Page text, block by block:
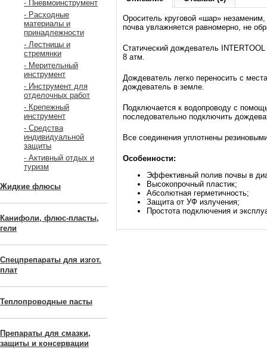
- Пневмоинструмент
- Расходные
материалы и
принадлежности
- Лестницы и
стремянки
- Мерительный
инструмент
- Инструмент для
отделочных работ
- Крепежный
инструмент
- Средства
индивидуальной
защиты
- Активный отдых и
туризм
Жидкие флюсы
Канифоли, флюс-пласты,
гели
Спецпрепараты для изгот.
плат
Теплопроводные пасты
Препараты для смазки,
защиты и консервации
Ороситель круговой «шар»
почва увлажняется равномерно, не
Статический дождеватель
8 атм.
Дождеватель легко переносить с
дождеватель в земле.
Подключается к водопроводу с
последовательно подключить
Все соединения уплотнены
Особенности:
Эффективный полив почвы в
Высокопрочный пластик;
Абсолютная герметичность;
Защита от УФ излучения;
Простота подключения и